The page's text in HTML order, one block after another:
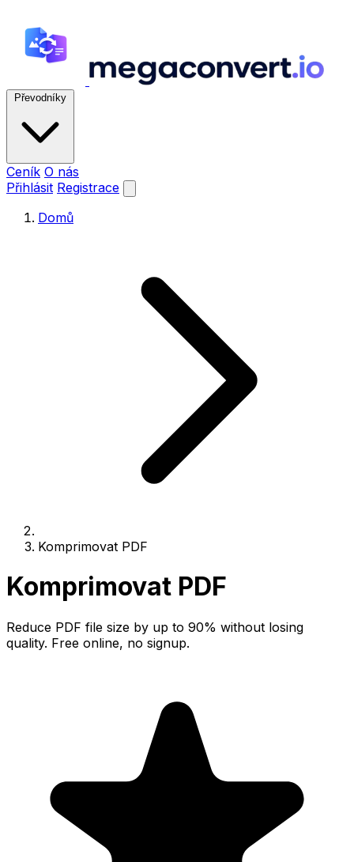
Převodníky
Ceník O nás
Přihlásit Registrace
Domů
Komprimovat PDF
Komprimovat PDF
Reduce PDF file size by up to 90% without losing
quality. Free online, no signup.